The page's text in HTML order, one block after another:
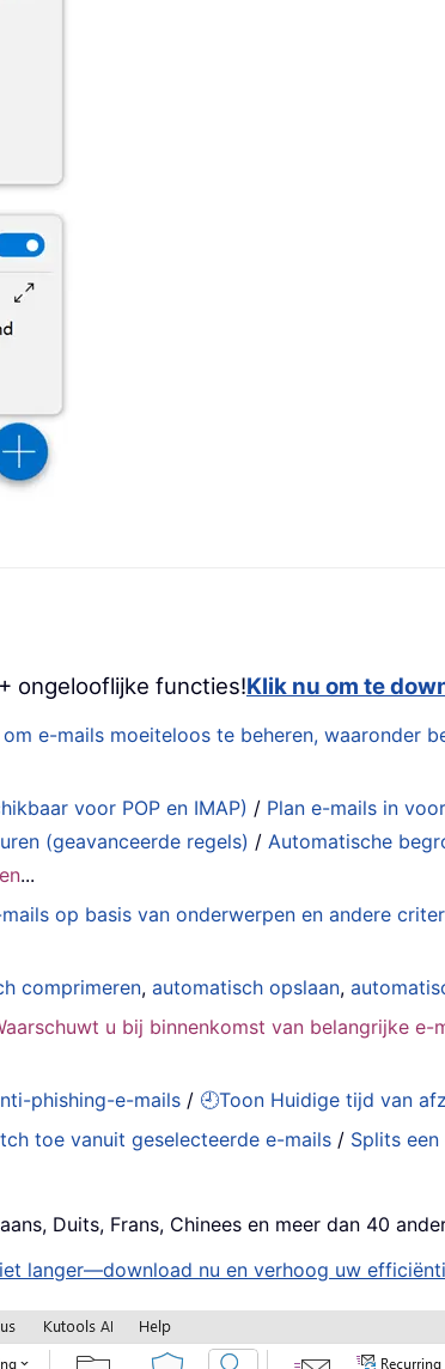
ongelooflijke functies!Klik nu om te
e-mails moeiteloos te beheren, waaronder
voor POP en IMAP) / Plan e-mails in
(geavanceerde regels) / Automatische
...
op basis van onderwerpen en andere
comprimeren,automatisch opslaan,
u bij binnenkomst van belangrijke e-
phishing-e-mails / 🕘Toon Huidige tijd van
toe vanuit geselecteerde e-mails / Splits
Duits, Frans, Chinees en meer dan 40
langer—download nu en verhoog uw